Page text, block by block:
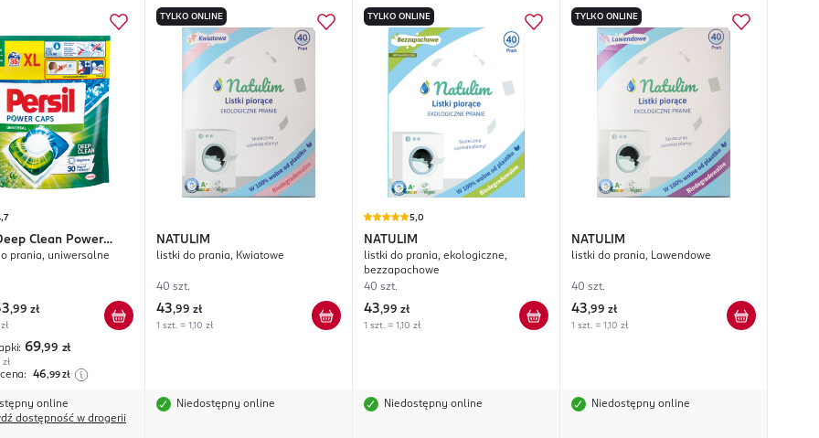
Clean Power
prania, uniwersalne
,99 zł
69,99 zł
46,99 zł
online
dostępność w drogerii
TYLKO ONLINE
NATULIM
listki do prania, Kwiatowe
40 szt.
43,99 zł
1 szt. = 1,10 zł
Niedostępny online
TYLKO ONLINE
5,0
NATULIM
listki do prania, ekologiczne,
bezzapachowe
40 szt.
43,99 zł
1 szt. = 1,10 zł
Niedostępny online
TYLKO ONLINE
NATULIM
listki do prania, Lawendowe
40 szt.
43,99 zł
1 szt. = 1,10 zł
Niedostępny online